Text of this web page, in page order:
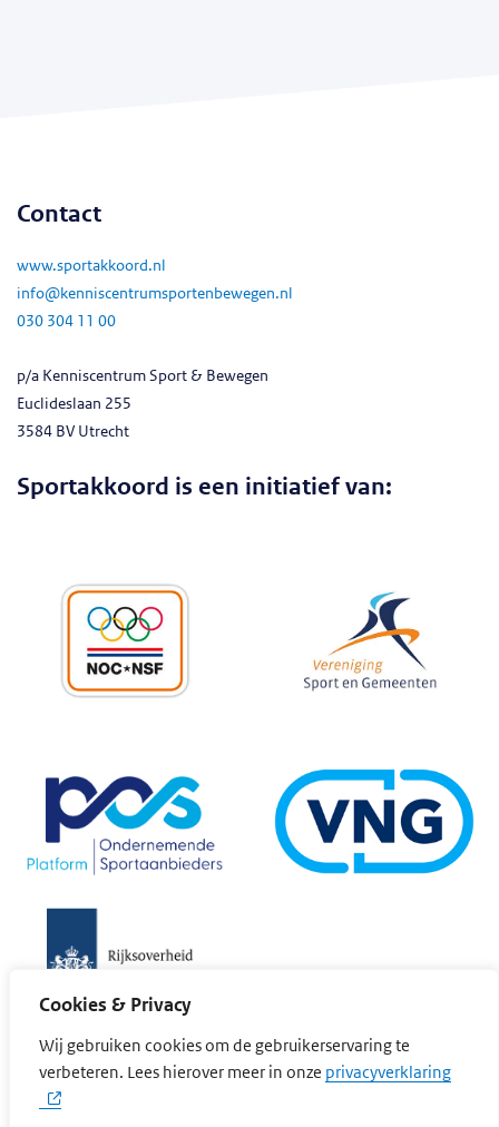
Cookies & Privacy
Wij gebruiken cookies om de gebruikerservaring te
verbeteren. Lees hierover meer in onze privacyverklaring
Contact
www.sportakkoord.nl
info@kenniscentrumsportenbewegen.nl
030 304 11 00
p/a Kenniscentrum Sport & Bewegen
Euclideslaan 255
3584 BV Utrecht
Sportakkoord is een initiatief van:
Cookievoorkeuren wijzigen
Privacyverklaring